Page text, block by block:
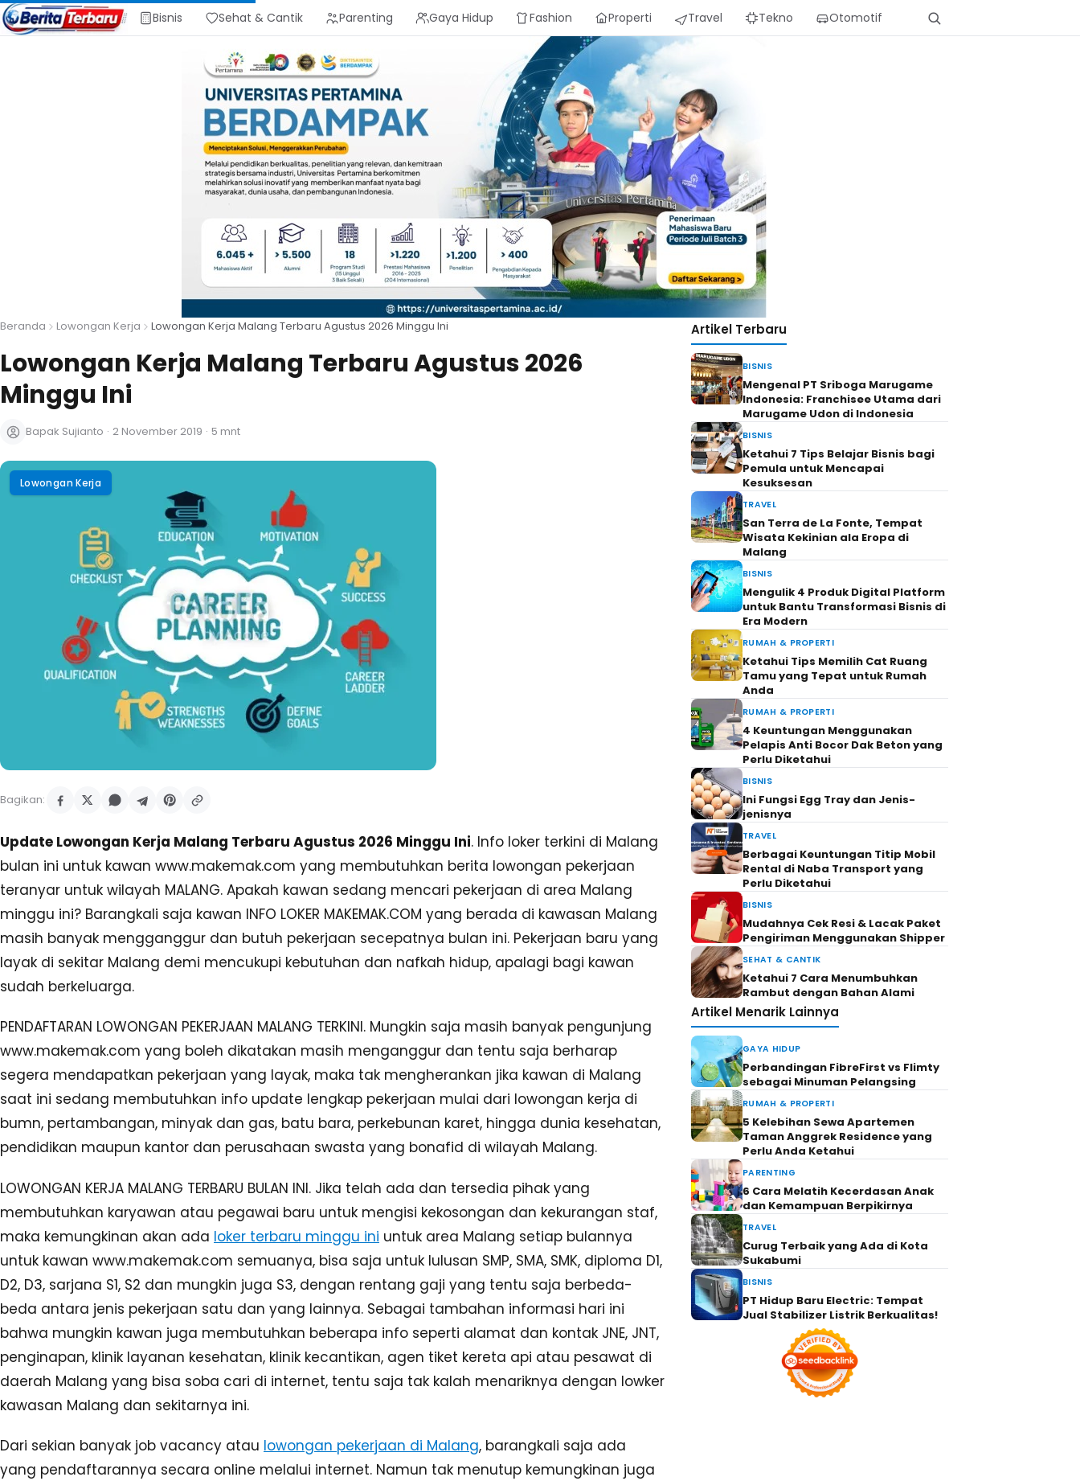
Bisnis Sehat & Cantik Parenting Gaya Hidup Fashion Properti Travel Tekno Otomotif
Beranda Lowongan Kerja Lowongan Kerja Malang Terbaru Agustus 2026 Minggu Ini
Lowongan Kerja Malang Terbaru Agustus 2026
Minggu Ini
Bapak Sujianto · 2 November 2019 · 5 mnt
Lowongan Kerja
Bagikan:
Update Lowongan Kerja Malang Terbaru Agustus 2026 Minggu Ini. Info loker terkini di Malang
bulan ini untuk kawan www.makemak.com yang membutuhkan berita lowongan pekerjaan
teranyar untuk wilayah MALANG. Apakah kawan sedang mencari pekerjaan di area Malang
minggu ini? Barangkali saja kawan INFO LOKER MAKEMAK.COM yang berada di kawasan Malang
masih banyak mengganggur dan butuh pekerjaan secepatnya bulan ini. Pekerjaan baru yang
layak di sekitar Malang demi mencukupi kebutuhan dan nafkah hidup, apalagi bagi kawan
sudah berkeluarga.
PENDAFTARAN LOWONGAN PEKERJAAN MALANG TERKINI. Mungkin saja masih banyak pengunjung
www.makemak.com yang boleh dikatakan masih menganggur dan tentu saja berharap
segera mendapatkan pekerjaan yang layak, maka tak mengherankan jika kawan di Malang
saat ini sedang membutuhkan info update lengkap pekerjaan mulai dari lowongan kerja di
bumn, pertambangan, minyak dan gas, batu bara, perkebunan karet, hingga dunia kesehatan,
pendidikan maupun kantor dan perusahaan swasta yang bonafid di wilayah Malang.
LOWONGAN KERJA MALANG TERBARU BULAN INI. Jika telah ada dan tersedia pihak yang
membutuhkan karyawan atau pegawai baru untuk mengisi kekosongan dan kekurangan staf,
maka kemungkinan akan ada loker terbaru minggu ini untuk area Malang setiap bulannya
untuk kawan www.makemak.com semuanya, bisa saja untuk lulusan SMP, SMA, SMK, diploma D1,
D2, D3, sarjana S1, S2 dan mungkin juga S3, dengan rentang gaji yang tentu saja berbeda-
beda antara jenis pekerjaan satu dan yang lainnya. Sebagai tambahan informasi hari ini
bahwa mungkin kawan juga membutuhkan beberapa info seperti alamat dan kontak JNE, JNT,
penginapan, klinik layanan kesehatan, klinik kecantikan, agen tiket kereta api atau pesawat di
daerah Malang yang bisa soba cari di internet, tentu saja tak kalah menariknya dengan lowker
kawasan Malang dan sekitarnya ini.
Dari sekian banyak job vacancy atau lowongan pekerjaan di Malang, barangkali saja ada
yang pendaftarannya secara online melalui internet. Namun tak menutup kemungkinan juga
Artikel Terbaru
BISNIS
Mengenal PT Sriboga Marugame
Indonesia: Franchisee Utama dari
Marugame Udon di Indonesia
BISNIS
Ketahui 7 Tips Belajar Bisnis bagi
Pemula untuk Mencapai
Kesuksesan
TRAVEL
San Terra de La Fonte, Tempat
Wisata Kekinian ala Eropa di
Malang
BISNIS
Mengulik 4 Produk Digital Platform
untuk Bantu Transformasi Bisnis di
Era Modern
RUMAH & PROPERTI
Ketahui Tips Memilih Cat Ruang
Tamu yang Tepat untuk Rumah
Anda
RUMAH & PROPERTI
4 Keuntungan Menggunakan
Pelapis Anti Bocor Dak Beton yang
Perlu Diketahui
BISNIS
Ini Fungsi Egg Tray dan Jenis-
jenisnya
TRAVEL
Berbagai Keuntungan Titip Mobil
Rental di Naba Transport yang
Perlu Diketahui
BISNIS
Mudahnya Cek Resi & Lacak Paket
Pengiriman Menggunakan Shipper
SEHAT & CANTIK
Ketahui 7 Cara Menumbuhkan
Rambut dengan Bahan Alami
Artikel Menarik Lainnya
GAYA HIDUP
Perbandingan FibreFirst vs Flimty
sebagai Minuman Pelangsing
RUMAH & PROPERTI
5 Kelebihan Sewa Apartemen
Taman Anggrek Residence yang
Perlu Anda Ketahui
PARENTING
6 Cara Melatih Kecerdasan Anak
dan Kemampuan Berpikirnya
TRAVEL
Curug Terbaik yang Ada di Kota
Sukabumi
BISNIS
PT Hidup Baru Electric: Tempat
Jual Stabilizer Listrik Berkualitas!